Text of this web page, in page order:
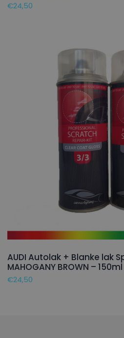
€24,50
AUDI Autolak + Blanke lak
MAHOGANY BROWN – 150ml
€24,50